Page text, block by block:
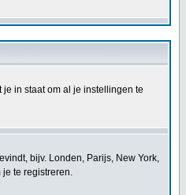
in staat om al je instellingen te
bijv. Londen, Parijs, New York,
te registreren.